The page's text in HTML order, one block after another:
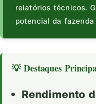
relatórios técnicos.
potencial da
💡 Destaques
Rendimento